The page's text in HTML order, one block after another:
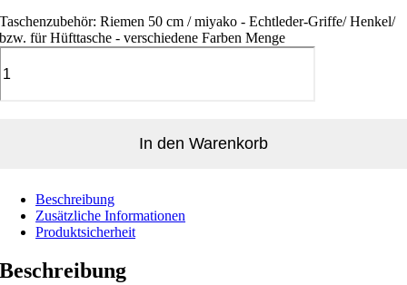
Taschenzubehör: Riemen 50 cm / miyako - Echtleder-Griffe/ Henkel/
bzw. für Hüfttasche - verschiedene Farben Menge
In den Warenkorb
Beschreibung
Zusätzliche Informationen
Produktsicherheit
Beschreibung